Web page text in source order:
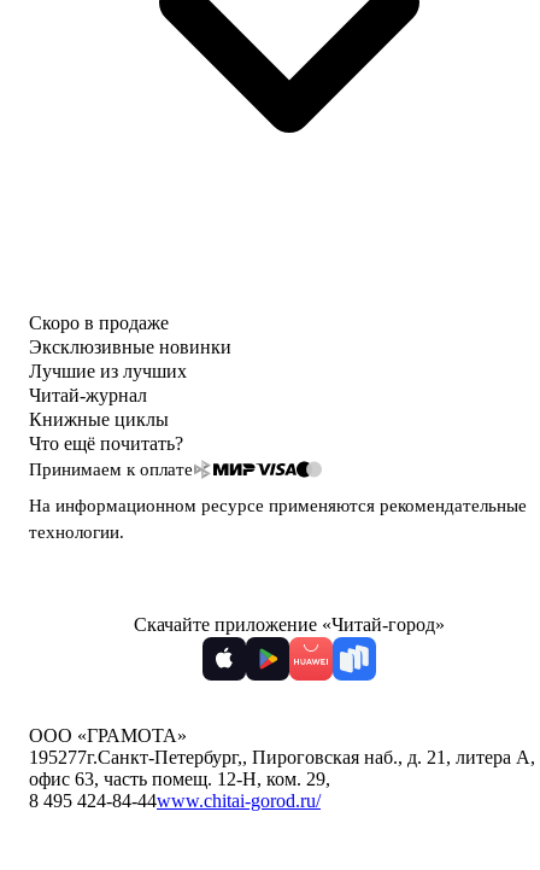
Скоро в продаже
Эксклюзивные новинки
Лучшие из лучших
Читай-журнал
Книжные циклы
Что ещё почитать?
Принимаем к оплате
На информационном ресурсе применяются рекомендательные
технологии.
Скачайте приложение «Читай-город»
ООО «ГРАМОТА»
195277г.Санкт-Петербург,, Пироговская наб., д. 21, литера А,
офис 63, часть помещ. 12-Н, ком. 29,
8 495 424-84-44www.chitai-gorod.ru/